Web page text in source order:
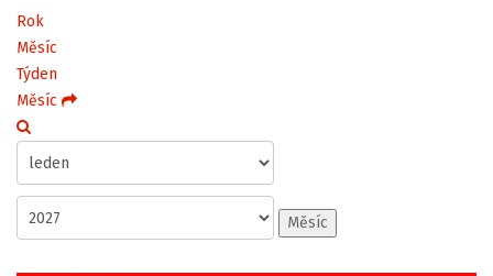
Rok
Měsíc
Týden
Měsíc
Měsíc